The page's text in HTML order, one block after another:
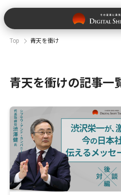
Top 青天を衝け
青天を衝けの記事一